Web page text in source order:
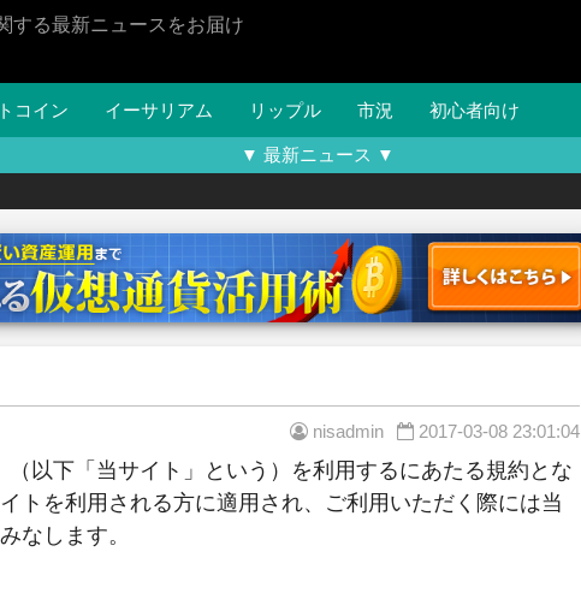
する最新ニュースをお届け
コイン イーサリアム リップル 市況 初心者向け
▼ 最新ニュース ▼
nisadmin 2017-03-08 23:01:04
（以下「当サイト」という）を利用するにあたる規約とな
トを利用される方に適用され、ご利用いただく際には当
なします。